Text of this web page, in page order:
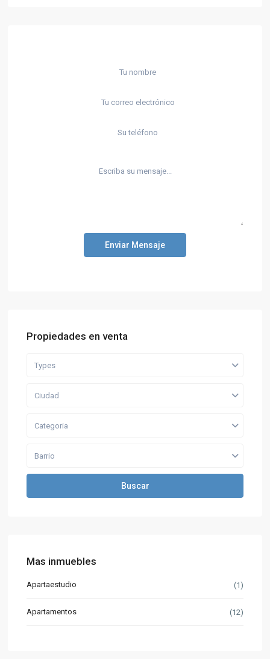
Enviar Mensaje
Propiedades en venta
Types
Ciudad
Categoria
Barrio
Buscar
Mas inmuebles
Apartaestudio (1)
Apartamentos (12)